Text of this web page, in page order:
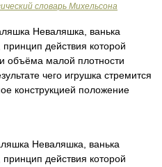
словарь Михельсона
Неваляшка, ванька
принцип действия которой
объёма малой плотности
чего игрушка стремится
конструкцией положение
Неваляшка, ванька
принцип действия которой